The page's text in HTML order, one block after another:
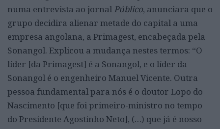
numa entrevista ao jornal Público, anunciara que o
grupo decidira alienar metade do capital a uma
empresa angolana, a Primagest, encabeçada pela
Sonangol. Explicou a mudança nestes termos: “O
líder [da Primagest] é a Sonangol, e o líder da
Sonangol é o engenheiro Manuel Vicente. Outra
pessoa fundamental para nós é o doutor Lopo do
Nascimento [que foi primeiro-ministro no tempo
do Presidente Agostinho Neto], (…) que já é nosso